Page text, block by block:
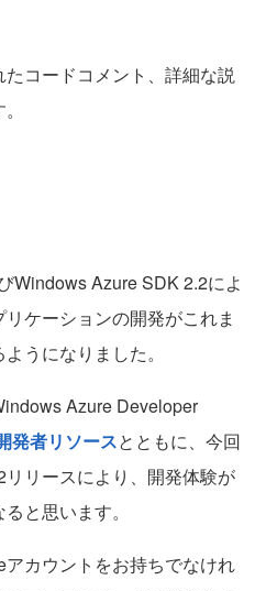
コードコメント、詳細な説
Windows Azure SDK 2.2によ
ケーションの開発がこれま
うになりました。
Azure Developer
発者リソースとともに、今回
リースにより、開発体験が
と思います。
カウントをお持ちでなけれ